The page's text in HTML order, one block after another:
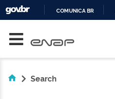
COMUNICA BR
Search